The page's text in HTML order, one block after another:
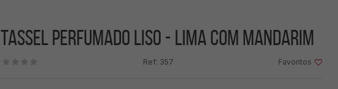
Entrar
ou
43
99123-
Tassel perfumado liso - Lima com mandarim
Ref: 357 Favoritos